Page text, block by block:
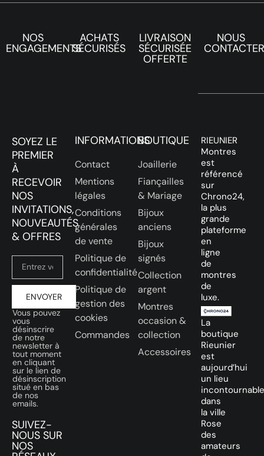
NOS
ENGAGEMENTS
ACHATS
SÉCURISÉS
LIVRAISON
SÉCURISÉE
OFFERTE
NOUS
CONTACTER
SOYEZ LE
PREMIER
À
RECEVOIR
NOS
INVITATIONS,
NOUVEAUTÉS
& OFFRES
ENVOYER
Vous pouvez
vous
désinscrire
de notre
newsletter à
tout moment
en cliquant
sur le lien de
désinscription
situé en bas
de nos
emails.
SUIVEZ-
NOUS SUR
NOS
INFORMATIONS
Contact
Mentions
légales
Conditions
générales
de vente
Politique de
confidentialité
Politique de
gestion des
cookies
Commandes
BOUTIQUE
Joaillerie
Fiançailles
& Mariage
Bijoux
anciens
Bijoux
signés
Collection
argent
Montres
occasion &
collection
Accessoires
RIEUNIER
Montres
est
référencé
sur
Chrono24,
la plus
grande
plateforme
en
ligne
de
montres
de
luxe.
La
boutique
Rieunier
est
aujourd’hui
un lieu
incontournable
dans
la ville
Rose
des
amateurs